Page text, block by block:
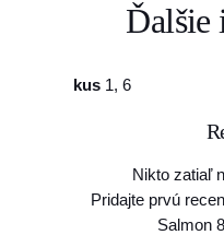
Ďalšie
kus 1, 6
Nikto zatiaľ
Pridajte prvú
Salmon